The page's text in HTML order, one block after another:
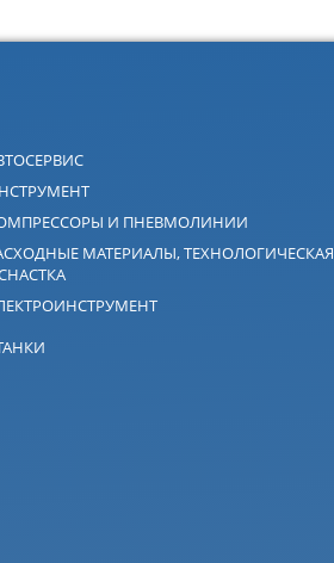
И ПНЕВМОЛИНИИ
МАТЕРИАЛЫ, ТЕХНОЛОГИЧЕСКАЯ